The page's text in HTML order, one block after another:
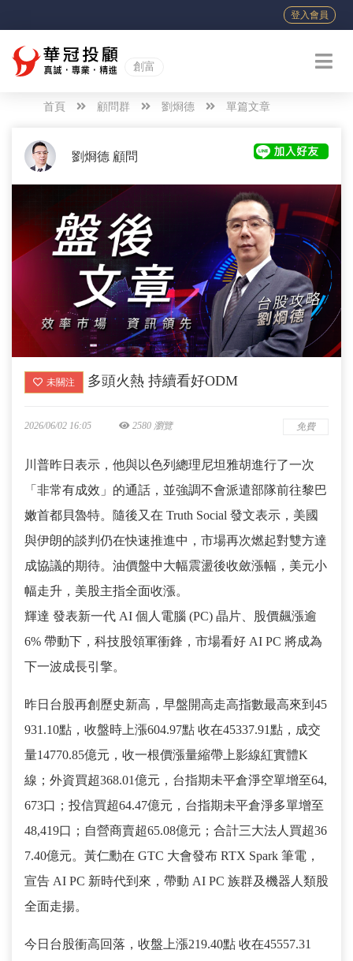
登入會員
創富
首頁 顧問群 劉烱德 單篇文章
劉烱德 顧問
未關注 多頭火熱 持續看好ODM
2026/06/02 16:05 2580 瀏覽 免費
川普昨日表示，他與以色列總理尼坦雅胡進行了一次
「非常有成效」的通話，並強調不會派遣部隊前往黎巴
嫩首都貝魯特。隨後又在 Truth Social 發文表示，美國
與伊朗的談判仍在快速推進中，市場再次燃起對雙方達
成協議的期待。油價盤中大幅震盪後收斂漲幅，美元小
幅走升，美股主指全面收漲。
輝達 發表新一代 AI 個人電腦 (PC) 晶片、股價飆漲逾
6% 帶動下，科技股領軍衝鋒，市場看好 AI PC 將成為
下一波成長引擎。
昨日台股再創歷史新高，早盤開高走高指數最高來到45
931.10點，收盤時上漲604.97點 收在45337.91點，成交
量14770.85億元，收一根價漲量縮帶上影線紅實體K
線；外資買超368.01億元，台指期未平倉淨空單增至64,
673口；投信買超64.47億元，台指期未平倉淨多單增至
48,419口；自營商賣超65.08億元；合計三大法人買超36
7.40億元。黃仁勳在 GTC 大會發布 RTX Spark 筆電，
宣告 AI PC 新時代到來，帶動 AI PC 族群及機器人類股
全面走揚。
今日台股衝高回落，收盤上漲219.40點 收在45557.31